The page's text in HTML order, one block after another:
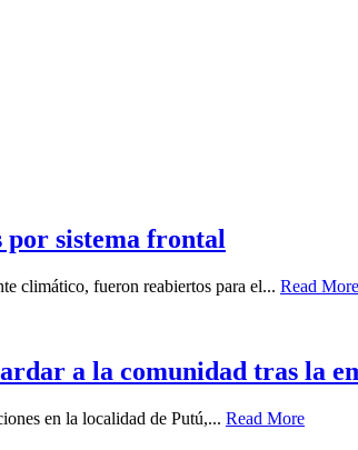
por sistema frontal
climático, fueron reabiertos para el... Read More
a la comunidad tras la
en la localidad de Putú,... Read More